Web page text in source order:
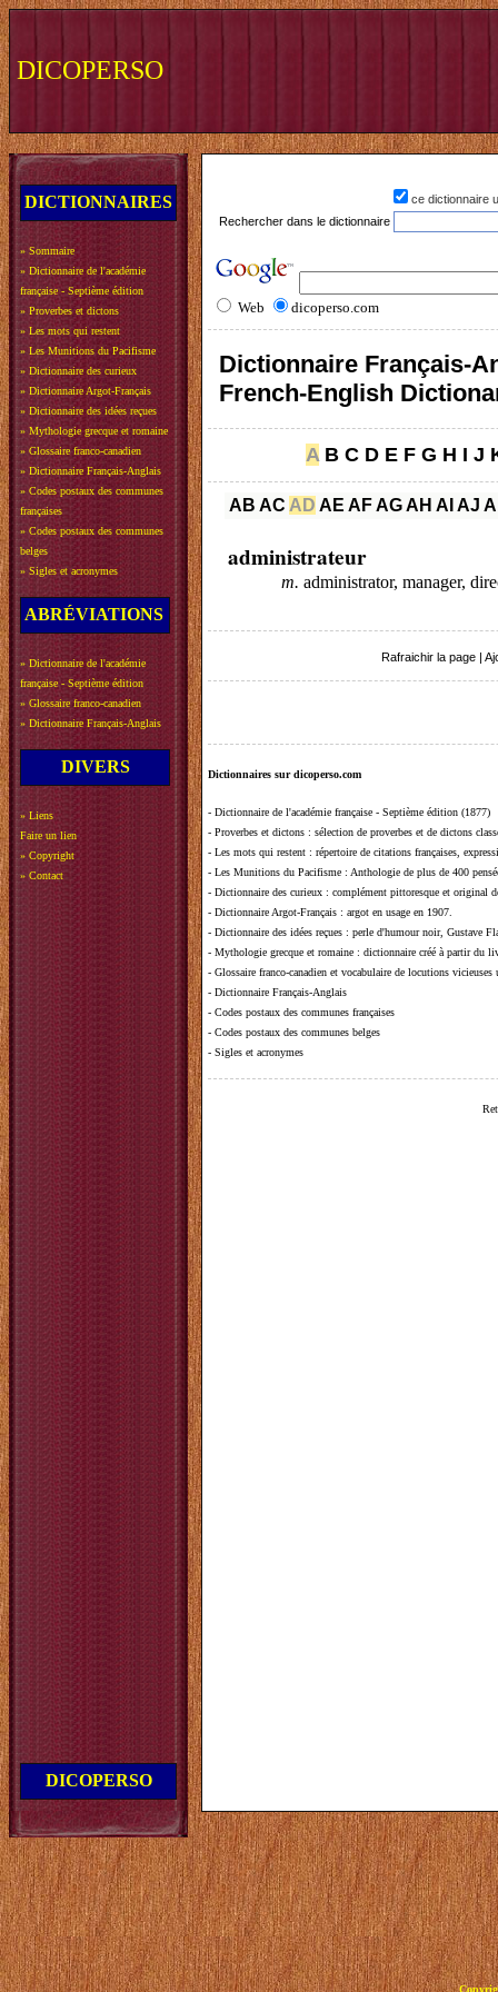
DICOPERSO
DICTIONNAIRES
» Sommaire
» Dictionnaire de l'académie
française - Septième édition
» Proverbes et dictons
» Les mots qui restent
» Les Munitions du Pacifisme
» Dictionnaire des curieux
» Dictionnaire Argot-Français
» Dictionnaire des idées reçues
» Mythologie grecque et romaine
» Glossaire franco-canadien
» Dictionnaire Français-Anglais
» Codes postaux des communes
françaises
» Codes postaux des communes
belges
» Sigles et acronymes
ABRÉVIATIONS
» Dictionnaire de l'académie
française - Septième édition
» Glossaire franco-canadien
» Dictionnaire Français-Anglais
DIVERS
» Liens
Faire un lien
» Copyright
» Contact
DICOPERSO
ce dictionnaire
Rechercher dans le dictionnaire
Web dicoperso.com
Dictionnaire Français-
French-English
A B C D E F G H I J
AB AC AD AE AFAGAH AI AJ
administrateur
m. administrator, manager,
Rafraichir la page
Dictionnaires sur dicoperso.com
- Dictionnaire de l'académie française - Septième édition (1877)
- Proverbes et dictons : sélection de proverbes et de dictons
- Les mots qui restent : répertoire de citations françaises,
- Les Munitions du Pacifisme : Anthologie de plus de 400
- Dictionnaire des curieux : complément pittoresque et original
- Dictionnaire Argot-Français : argot en usage en 1907.
- Dictionnaire des idées reçues : perle d'humour noir, Gustave
- Mythologie grecque et romaine : dictionnaire créé à partir du
- Glossaire franco-canadien et vocabulaire de locutions vicieuses
- Dictionnaire Français-Anglais
- Codes postaux des communes françaises
- Codes postaux des communes belges
- Sigles et acronymes